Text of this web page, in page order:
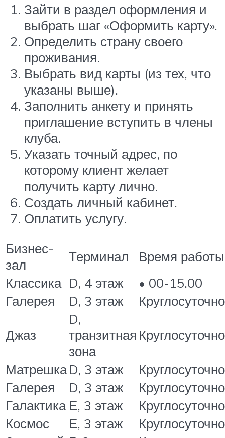
Зайти в раздел оформления и
выбрать шаг «Оформить карту».
Определить страну своего
проживания.
Выбрать вид карты (из тех, что
указаны выше).
Заполнить анкету и принять
приглашение вступить в члены
клуба.
Указать точный адрес, по
которому клиент желает
получить карту лично.
Создать личный кабинет.
Оплатить услугу.
Бизнес-
зал
Терминал
Время работы
Классика D, 4 этаж
• 00-15.00
Галерея
D, 3 этаж Круглосуточно
Джаз
D,
транзитная
зона
Круглосуточно
МатрешкаD, 3 этаж
Круглосуточно
Галерея
D, 3 этаж
Круглосуточно
Галактика Е, 3 этаж
Круглосуточно
Космос
Е, 3 этаж
Круглосуточно